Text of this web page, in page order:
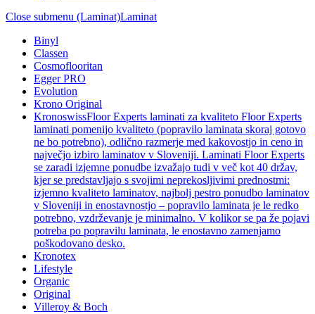
Close submenu (Laminat)Laminat
Binyl
Classen
Cosmoflooritan
Egger PRO
Evolution
Krono Original
KronoswissFloor Experts laminati za kvaliteto Floor Experts
laminati pomenijo kvaliteto (popravilo laminata skoraj gotovo
ne bo potrebno), odlično razmerje med kakovostjo in ceno in
največjo izbiro laminatov v Sloveniji. Laminati Floor Experts
se zaradi izjemne ponudbe izvažajo tudi v več kot 40 držav,
kjer se predstavljajo s svojimi neprekosljivimi prednostmi:
izjemno kvaliteto laminatov, najbolj pestro ponudbo laminatov
v Sloveniji in enostavnostjo – popravilo laminata je le redko
potrebno, vzdrževanje je minimalno. V kolikor se pa že pojavi
potreba po popravilu laminata, le enostavno zamenjamo
poškodovano desko.
Kronotex
Lifestyle
Organic
Original
Villeroy & Boch